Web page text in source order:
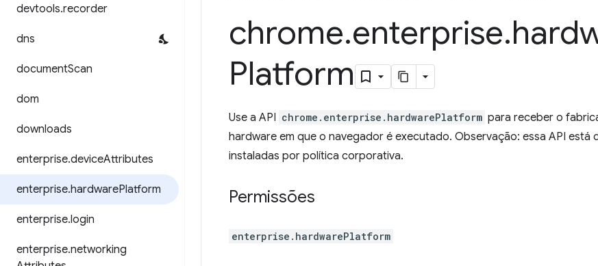
devtools.recorder
dns
documentScan
dom
downloads
enterprise.deviceAttributes
enterprise.hardwarePlatform
enterprise.login
enterprise.networking
chrome.enterprise.
Platform
Use a API chrome.enterprise.hardwarePlatform para receber o
hardware em que o navegador é executado. Observação: essa API está
instaladas por política corporativa.
Permissões
enterprise.hardwarePlatform